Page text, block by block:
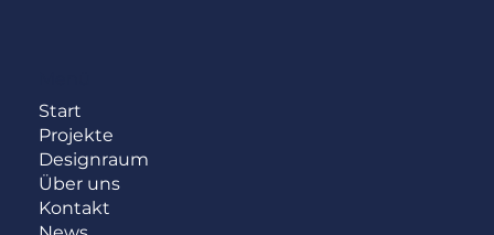
Start
Projekte
Designraum
Über uns
Kontakt